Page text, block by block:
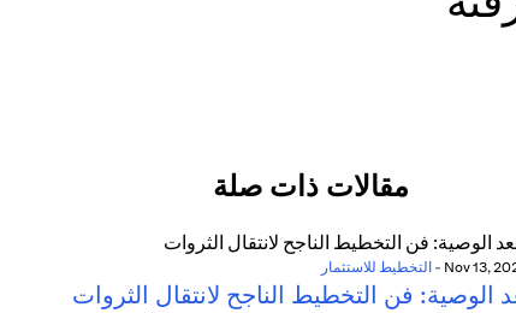
مقالات ذات صلة
- التخطيط للاستثمار
الوصية: فن التخطيط الناجح لانتقال الثروات